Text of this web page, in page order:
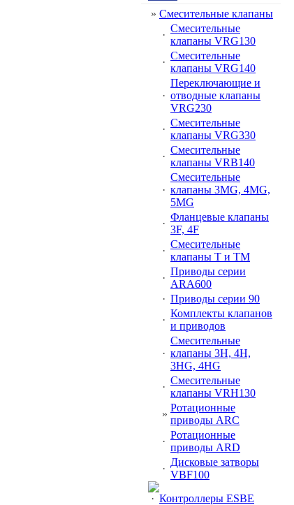
» Смесительные клапаны
·
Смесительные
клапаны VRG130
·
Смесительные
клапаны VRG140
·
Переключающие и
отводные клапаны
VRG230
·
Смесительные
клапаны VRG330
·
Смесительные
клапаны VRВ140
·
Смесительные
клапаны 3MG, 4MG,
5MG
·
Фланцевые клапаны
3F, 4F
·
Смесительные
клапаны Т и ТМ
·
Приводы серии
ARA600
· Приводы серии 90
·
Комплекты клапанов
и приводов
·
Смесительные
клапаны 3Н, 4Н,
3HG, 4HG
·
Смесительные
клапаны VRH130
»
Ротационные
приводы ARC
·
Ротационные
приводы ARD
·
Дисковые затворы
VBF100
· Контроллеры ESBE